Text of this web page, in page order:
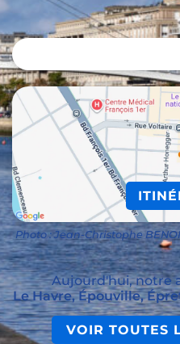
Photo : Jean-Christophe
Aujourd'hui, notre
Le Havre, Épouville,
VOIR TOUTES